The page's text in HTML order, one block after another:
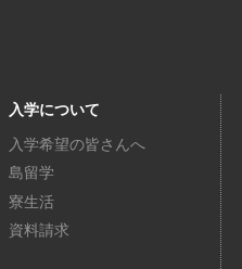
入学について
入学希望の皆さんへ
島留学
寮生活
資料請求